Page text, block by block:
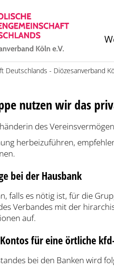
Deutschlands - Diözesanverband
nutzen wir das
des
herbeizuführen,
bei der Hausbank
falls es nötig ist, für die
Verbandes mit der
auf.
für eine örtliche
bei den Banken wird